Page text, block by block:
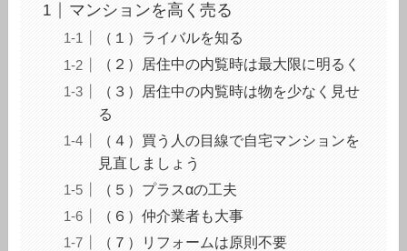
マンションを高く売る
（１）ライバルを知る
（２）居住中の内覧時は最大限に明るく
（３）居住中の内覧時は物を少なく見せ
る
（４）買う人の目線で自宅マンションを
見直しましょう
（５）プラスαの工夫
（６）仲介業者も大事
（７）リフォームは原則不要